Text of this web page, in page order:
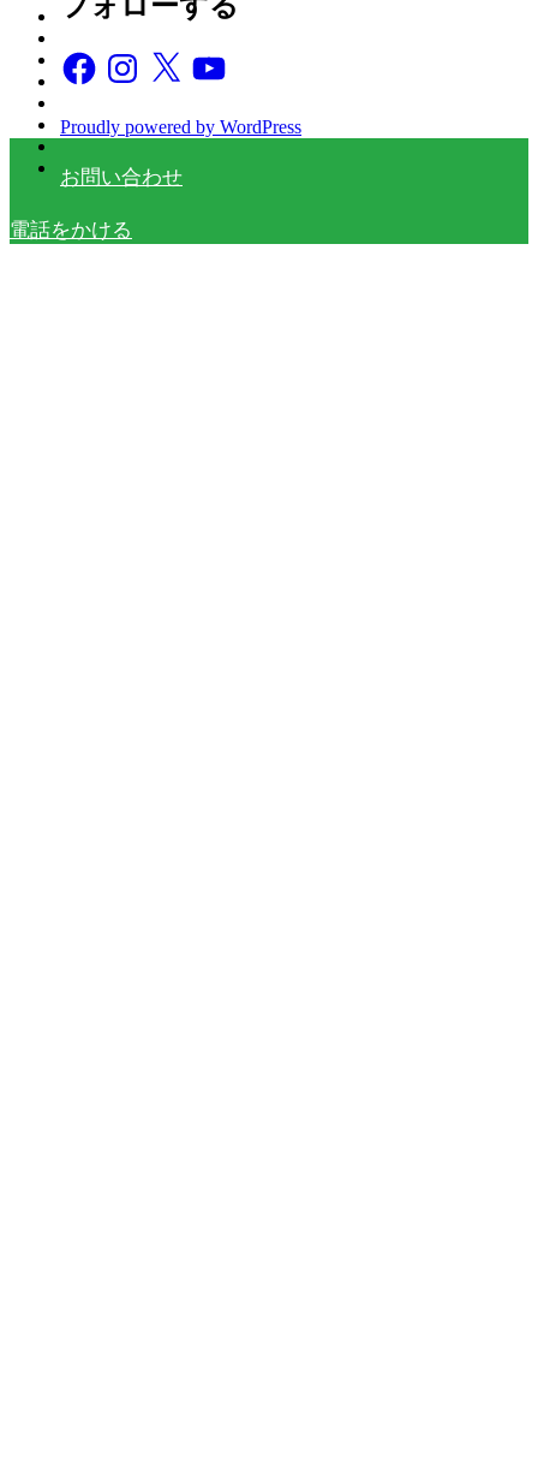
FacebookInstagram
X YouTube
Proudly powered by WordPress
お問い合わせ
電話をかける